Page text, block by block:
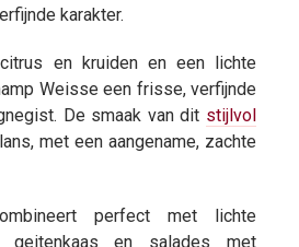
karakter.
en kruiden en een lichte
Weisse een frisse, verfijnde
De smaak van dit stijlvol
met een aangename, zachte
perfect met lichte
geitenkaas en salades met